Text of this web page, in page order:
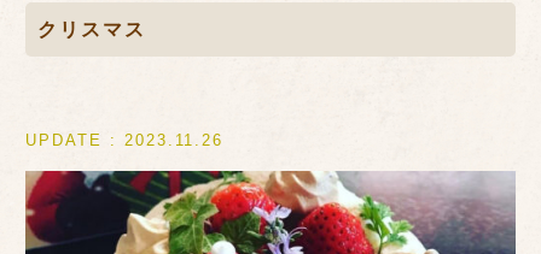
クリスマス
UPDATE : 2023.11.26